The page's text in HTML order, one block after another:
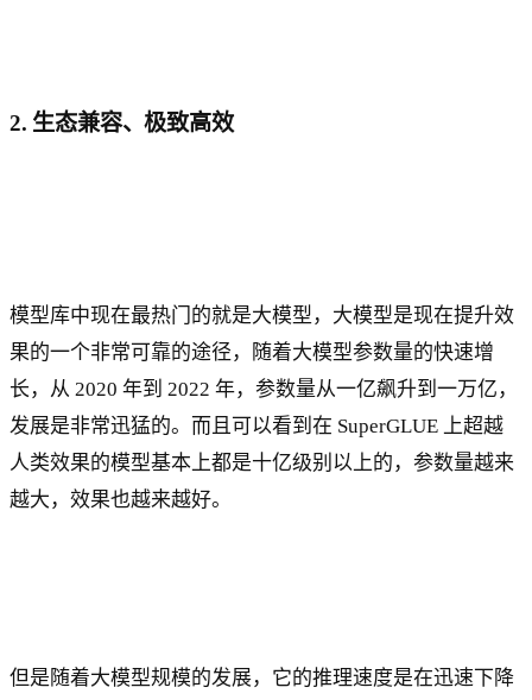
2. 生态兼容、极致高效
模型库中现在最热门的就是大模型，大模型是现在提升效
果的一个非常可靠的途径，随着大模型参数量的快速增
长，从 2020 年到 2022 年，参数量从一亿飙升到一万亿，
发展是非常迅猛的。而且可以看到在 SuperGLUE 上超越
人类效果的模型基本上都是十亿级别以上的，参数量越来
越大，效果也越来越好。
但是随着大模型规模的发展，它的推理速度是在迅速下降